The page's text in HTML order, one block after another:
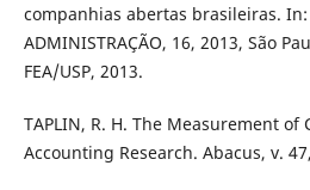
companhias abertas brasileiras. In:
ADMINISTRAÇÃO, 16, 2013, São
FEA/USP, 2013.
TAPLIN, R. H. The Measurement
Accounting Research. Abacus, v.